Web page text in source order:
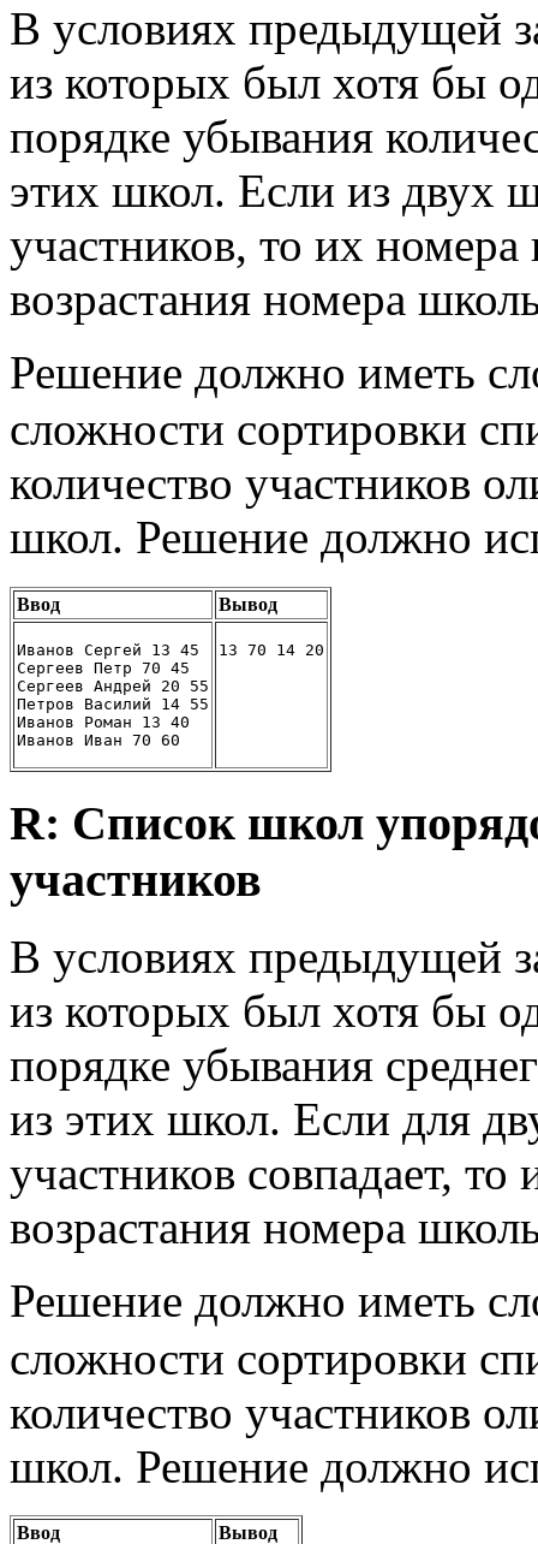
В условиях предыдущей
из которых был хотя бы
порядке убывания
этих школ. Если из двух
участников, то их номера
возрастания номера
Решение должно иметь
сложности сортировки
количество участников
школ. Решение должно
Ввод Вывод
Иванов Сергей 13 45
Сергеев Петр 70 45
Сергеев Андрей 20 55
Петров Василий 14 55
Иванов Роман 13 40
Иванов Иван 70 60
13 70 14 20
R: Список школ
участников
В условиях предыдущей
из которых был хотя бы
порядке убывания
из этих школ. Если для
участников совпадает,
возрастания номера
Решение должно иметь
сложности сортировки
количество участников
школ. Решение должно
Ввод Вывод